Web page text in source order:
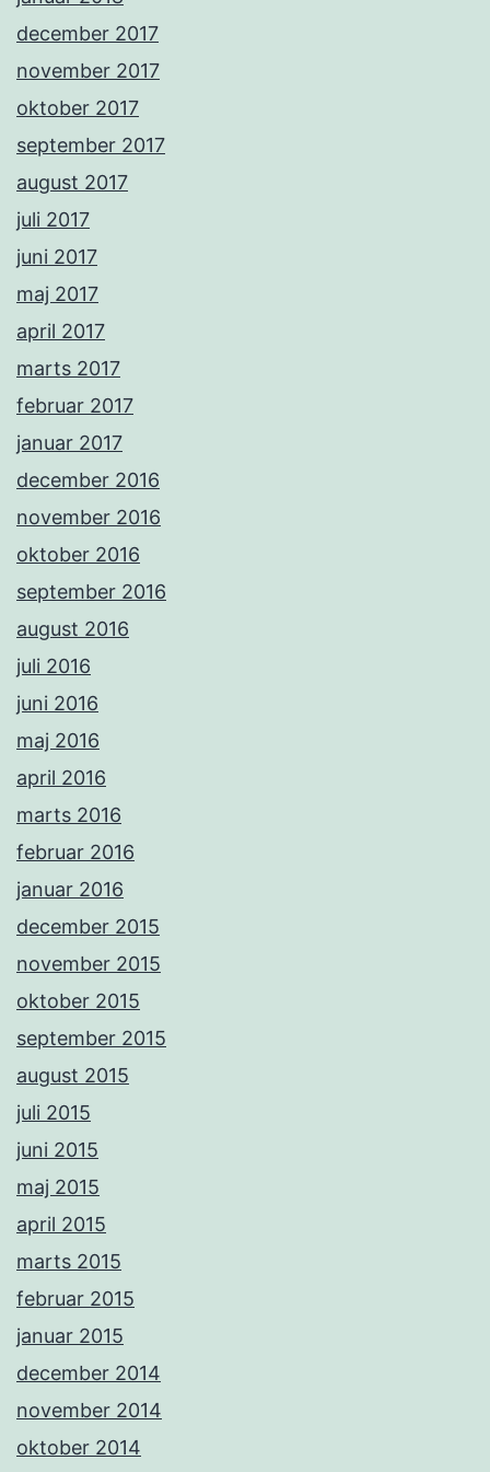
december 2017
november 2017
oktober 2017
september 2017
august 2017
juli 2017
juni 2017
maj 2017
april 2017
marts 2017
februar 2017
januar 2017
december 2016
november 2016
oktober 2016
september 2016
august 2016
juli 2016
juni 2016
maj 2016
april 2016
marts 2016
februar 2016
januar 2016
december 2015
november 2015
oktober 2015
september 2015
august 2015
juli 2015
juni 2015
maj 2015
april 2015
marts 2015
februar 2015
januar 2015
december 2014
november 2014
oktober 2014